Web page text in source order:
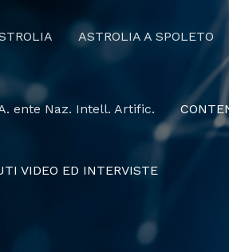
ASTROLIA A SPOLETO
ente Naz. Intell. Artific.
VIDEO ED INTERVISTE